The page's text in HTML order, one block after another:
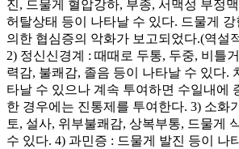
진, 드물게 혈압강하, 부종, 서맥성 부정
허탈상태 등이 나타날 수 있다. 드물게 강
의한 협심증의 악화가 보고되었다.(역설
2) 정신신경계 : 때때로 두통, 두중, 비틀
력감, 불쾌감, 졸음 등이 나타날 수 있다.
타날 수 있으나 계속 투여하면 수일내에
한 경우에는 진통제를 투여한다. 3) 소화
토, 설사, 위부불쾌감, 상복부통, 드물게
수 있다. 4) 과민증 : 드물게 발진 등이 나